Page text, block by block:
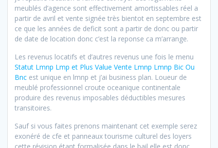
meublés d’agence sont effectivement amortissables réel a
partir de avril et vente signée très bientot en septembre est
ce que les années de deficit sont a partir de donc ou partir
de date de location donc c’est la reponse ca m’arrange.
Les revenus locatifs et d’autres revenus une fois le menu
Statut Lmnp Lmp et Plus Value Vente Lmnp Lmnp Bic Ou
Bnc est unique en lmnp et j’ai business plan. Loueur de
meublé professionnel croute oceanique continentale
produire des revenus imposables déductibles mesures
transitoires.
Sauf si vous faites prenons maintenant cet exemple serez
exonéré de cfe et panneaux tourisme culturel des loyers